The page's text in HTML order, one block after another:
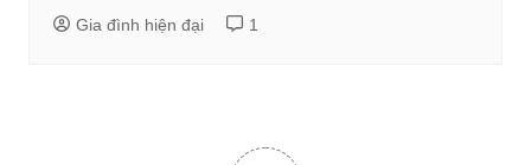
Gia đình hiện đại 1